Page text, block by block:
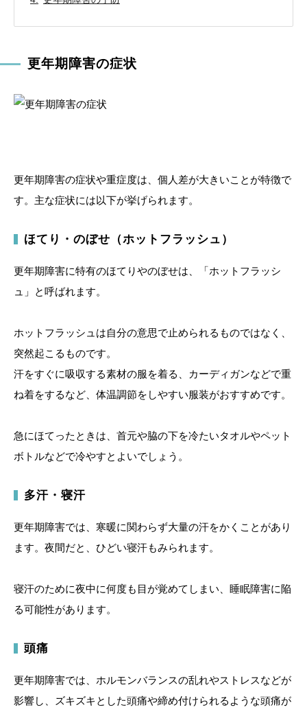
更年期障害の症状
更年期障害の症状や重症度は、個人差が大きいことが特徴で
す。主な症状には以下が挙げられます。
ほてり・のぼせ（ホットフラッシュ）
更年期障害に特有のほてりやのぼせは、「ホットフラッシ
ュ」と呼ばれます。
ホットフラッシュは自分の意思で止められるものではなく、
突然起こるものです。
汗をすぐに吸収する素材の服を着る、カーディガンなどで重
ね着をするなど、体温調節をしやすい服装がおすすめです。
急にほてったときは、首元や脇の下を冷たいタオルやペット
ボトルなどで冷やすとよいでしょう。
多汗・寝汗
更年期障害では、寒暖に関わらず大量の汗をかくことがあり
ます。夜間だと、ひどい寝汗もみられます。
寝汗のために夜中に何度も目が覚めてしまい、睡眠障害に陥
る可能性があります。
頭痛
更年期障害では、ホルモンバランスの乱れやストレスなどが
影響し、ズキズキとした頭痛や締め付けられるような頭痛が